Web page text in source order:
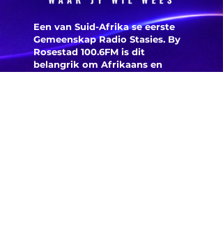
Een van Suid-Afrika se eerste
Gemeenskap Radio Stasies. By
Rosestad 100.6FM is dit
belangrik om Afrikaans en